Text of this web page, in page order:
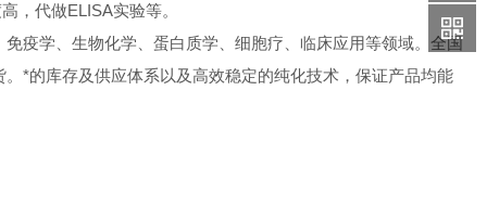
，代做ELISA实验等。
疫学、生物化学、蛋白质学、细胞疗、临床应用等领域。全国
*的库存及供应体系以及高效稳定的纯化技术，保证产品均能